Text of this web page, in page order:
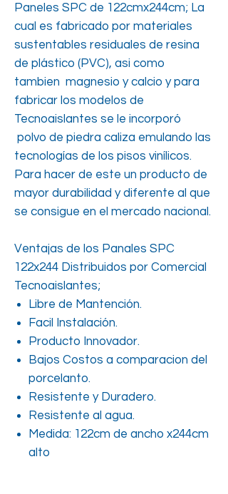
Paneles SPC de 122cmx244cm; La
cual es fabricado por materiales
sustentables residuales de resina
de plástico (PVC), asi como
tambien magnesio y calcio y para
fabricar los modelos de
Tecnoaislantes se le incorporó
polvo de piedra caliza emulando las
tecnologías de los pisos vinílicos.
Para hacer de este un producto de
mayor durabilidad y diferente al que
se consigue en el mercado nacional.
Ventajas de los Panales SPC
122x244 Distribuidos por Comercial
Tecnoaislantes;
Libre de Mantención.
Facil Instalación.
Producto Innovador.
Bajos Costos a comparacion del
porcelanto.
Resistente y Duradero.
Resistente al agua.
Medida: 122cm de ancho x244cm
alto